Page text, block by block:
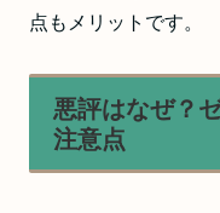
点もメリットです。
悪評はなぜ？
注意点